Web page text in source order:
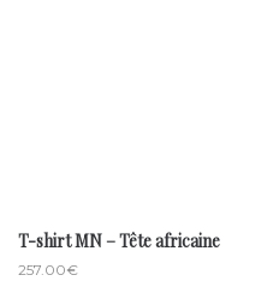
T-shirt MN – Tête africaine
257.00€